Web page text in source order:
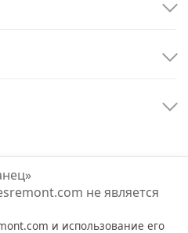
12
не является
и использование его